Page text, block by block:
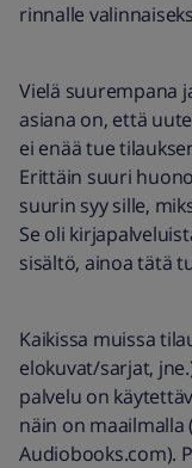
rinnalle
Vielä suurempana
asiana on, että
ei enää tue
Erittäin suuri
suurin syy sille,
Se oli
sisältö, ainoa tätä
Kaikissa muissa
elokuvat/sarjat,
palvelu on
näin on maailmalla
Audiobooks.com).